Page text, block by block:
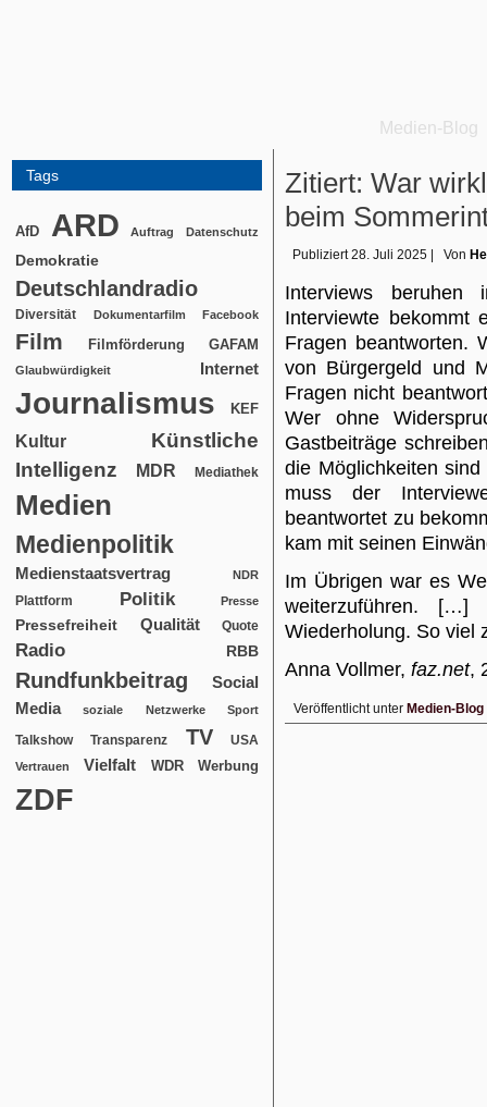
Medien-Blog
Tags
AfD ARD Auftrag Datenschutz
Demokratie
Deutschlandradio
Diversität Dokumentarfilm Facebook
Film Filmförderung GAFAM
Glaubwürdigkeit Internet
Journalismus KEF
Kultur
Künstliche
Intelligenz
MDR Mediathek
Medien
Medienpolitik
Medienstaatsvertrag NDR
Plattform Politik Presse
Pressefreiheit Qualität Quote
Radio RBB
Rundfunkbeitrag
Social
Media
soziale Netzwerke Sport
Talkshow Transparenz TV USA
Vertrauen Vielfalt WDR Werbung
ZDF
Zitiert: War
beim
Publiziert 28. Juli 2025 Von
Interviews beruhen
Interviewte bekommt
Fragen beantworten.
von Bürgergeld und
Fragen nicht
Wer ohne
Gastbeiträge
die Möglichkeiten
muss der
beantwortet zu
kam mit seinen
Im Übrigen war es
weiterzuführen.
Wiederholung. So viel
Anna Vollmer, faz.net,
Veröffentlicht unter Medien-Blog